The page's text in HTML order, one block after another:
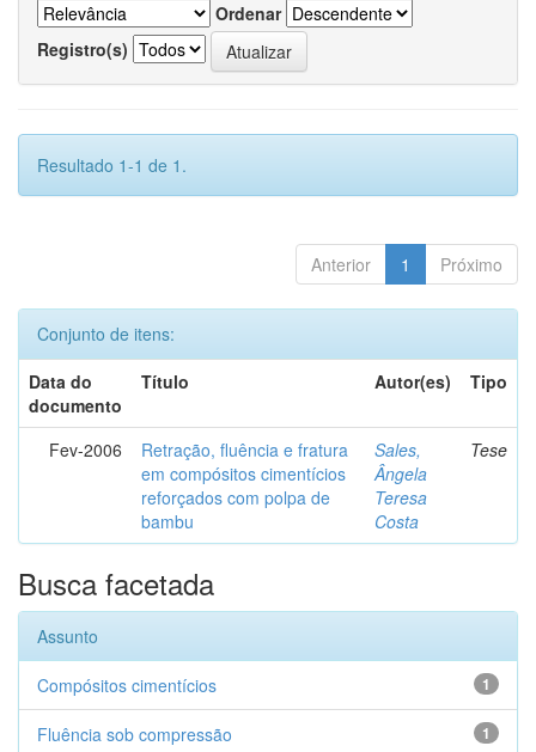
Ordenar
Registro(s)
Resultado 1-1 de 1.
Anterior 1 Próximo
Conjunto de itens:
Data do
documento
Título Autor(es) Tipo
Fev-2006
Retração, fluência e fratura
em compósitos cimentícios
reforçados com polpa de
bambu
Sales,
Ângela
Teresa
Costa
Tese
Busca facetada
Assunto
1
Compósitos cimentícios
1
Fluência sob compressão